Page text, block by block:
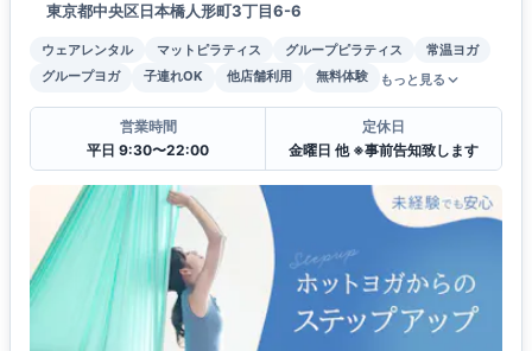
東京都中央区日本橋人形町3丁目6-6
ウェアレンタル マットピラティス グループピラティス
常温ヨガ
グループヨガ
子連れOK 他店舗利用 無料体験 もっと見る
営業時間
平日 9:30〜22:00
定休日
金曜日 他 ※事前告知致します